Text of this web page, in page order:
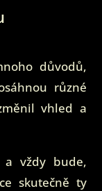
důvodů,
různé
vhled a
a vždy bude,
skutečně ty